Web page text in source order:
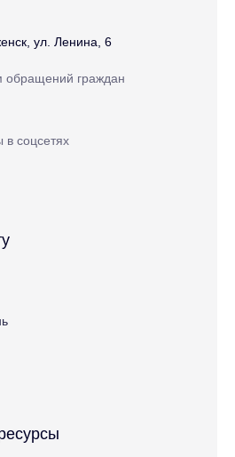
ул. Ленина, 6
граждан
соцсетях